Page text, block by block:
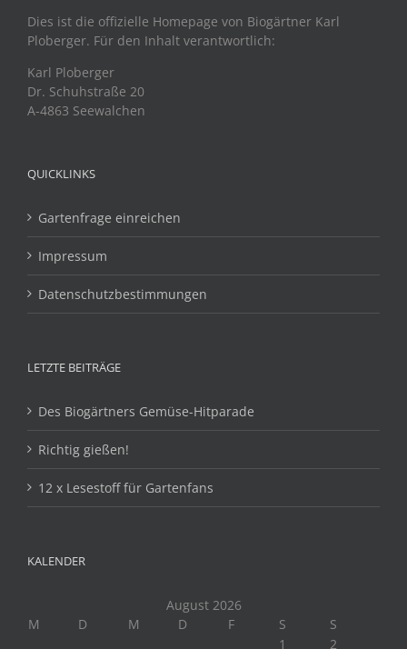
Dies ist die offizielle Homepage von Biogärtner Karl
Ploberger. Für den Inhalt verantwortlich:
Karl Ploberger
Dr. Schuhstraße 20
A-4863 Seewalchen
QUICKLINKS
Gartenfrage einreichen
Impressum
Datenschutzbestimmungen
LETZTE BEITRÄGE
Des Biogärtners Gemüse-Hitparade
Richtig gießen!
12 x Lesestoff für Gartenfans
KALENDER
August 2026
M
D M D F S
S
1
2